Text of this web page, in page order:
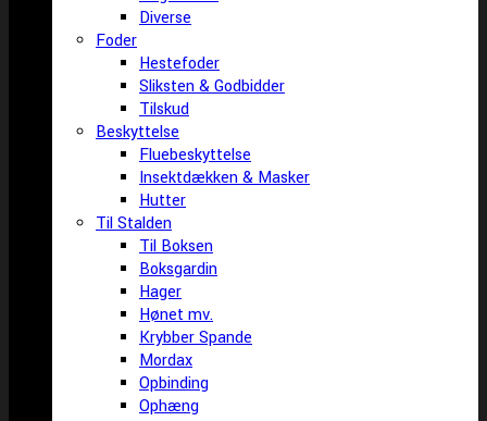
Diverse
Foder
Hestefoder
Sliksten & Godbidder
Tilskud
Beskyttelse
Fluebeskyttelse
Insektdækken & Masker
Hutter
Til Stalden
Til Boksen
Boksgardin
Hager
Hønet mv.
Krybber Spande
Mordax
Opbinding
Ophæng